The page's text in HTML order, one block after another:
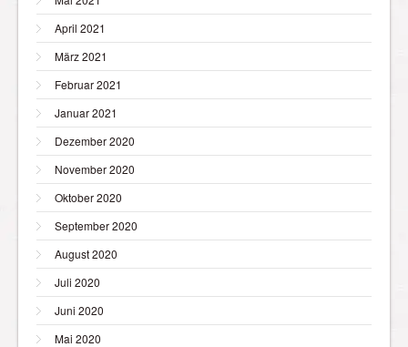
April 2021
März 2021
Februar 2021
Januar 2021
Dezember 2020
November 2020
Oktober 2020
September 2020
August 2020
Juli 2020
Juni 2020
Mai 2020